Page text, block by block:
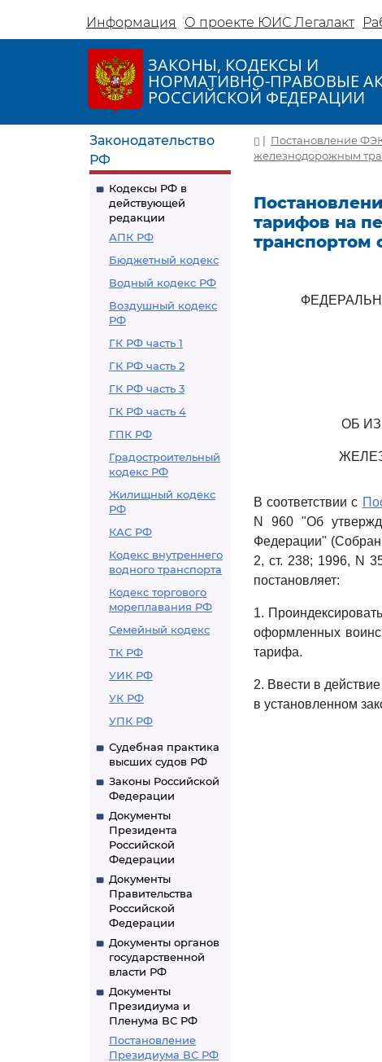
Информация О проекте ЮИС Легалакт
ЗАКОНЫ, КОДЕКСЫ И
НОРМАТИВНО-ПРАВОВЫЕ
РОССИЙСКОЙ ФЕДЕРАЦИИ
Законодательство
РФ
Кодексы РФ в
действующей
редакции
АПК РФ
Бюджетный кодекс
Водный кодекс РФ
Воздушный кодекс
РФ
ГК РФ часть 1
ГК РФ часть 2
ГК РФ часть 3
ГК РФ часть 4
ГПК РФ
Градостроительный
кодекс РФ
Жилищный кодекс
РФ
КАС РФ
Кодекс внутреннего
водного транспорта
Кодекс торгового
мореплавания РФ
Семейный кодекс
ТК РФ
УИК РФ
УК РФ
УПК РФ
Судебная практика
высших судов РФ
Законы Российской
Федерации
Документы
Президента
Российской
Федерации
Документы
Правительства
Российской
Федерации
Документы органов
государственной
власти РФ
Документы
Президиума и
Пленума ВС РФ
Постановление
Президиума ВС РФ
| Постановление
железнодорожным
тарифов на
транспортом
ОБ
В соответствии с
N 960 "Об
Федерации"
2, ст. 238; 1996, N
постановляет:
1.
оформленных
тарифа.
2. Ввести в
в установленном